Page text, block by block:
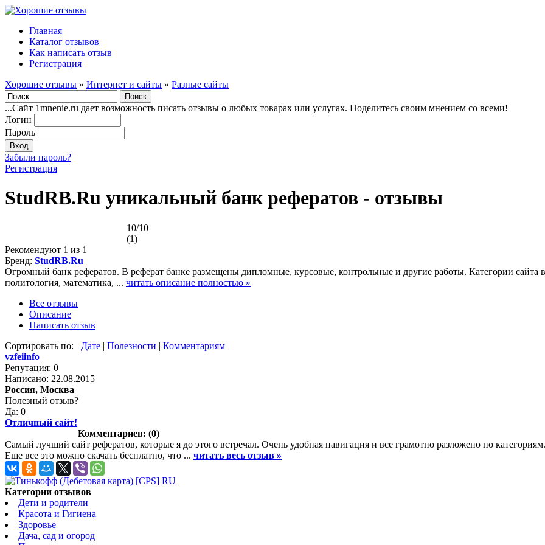
Главная
Каталог отзывов
Как написать отзыв
Регистрация
Хорошие отзывы » Интернет и сайты » Разные сайты
...Сайт 1mnenie.ru дает возможность писать отзывы о любых товарах или услугах. Поделитесь своим мнением со всеми!
Логин
Пароль
Забыли пароль?
Регистрация
StudRB.Ru уникальный банк рефератов - отзывы
10/10
(1)
Рекомендуют 1 из 1
Бренд: StudRB.Ru
Огромный банк рефератов. В реферат банке размещены дипломные, курсовые, контрольные и другие работы. Категории
политология, математика, ... читать описание полностью »
Все отзывы
Описание
Написать отзыв
Сортировать по:
Дате | Полезности | Комментариям
vzfeiinfo
Репутация: 0
Написано: 22.08.2015
Россия, Москва
Полезный отзыв?
Да: 0
Отличный сайт!
Комментариев: (0)
Самый лучший сайт рефератов, которые я до этого встречал. Очень удобная навигация и все грамотно разложено по
Еще все это можно скачать бесплатно, что ... читать весь отзыв »
Категории отзывов
Дети и родители
Красота и Гигиена
Здоровье
Дача, сад и огород